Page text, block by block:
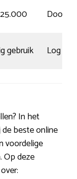
gebruik Log
In het
beste online
voordelige
Op deze